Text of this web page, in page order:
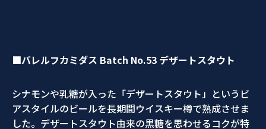
■バレルフカミダス Batch No.53 デザートスタウト
シナモンや乳糖が入った「デザートスタウト」というビ
アスタイルのビールを長期間ウイスキー樽で熟成させま
した。デザートスタウト由来の黒糖を思わせるコクが特